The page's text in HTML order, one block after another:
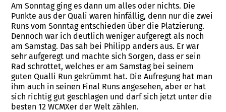
Am Sonntag ging es dann um alles oder nichts. Die
Punkte aus der Quali waren hinfällig, denn nur die zwei
Runs vom Sonntag entschieden über die Platzierung.
Dennoch war ich deutlich weniger aufgeregt als noch
am Samstag. Das sah bei Philipp anders aus. Er war
sehr aufgeregt und machte sich Sorgen, dass er sein
Rad schrottet, welches er am Samstag bei seinem
guten Qualli Run gekrümmt hat. Die Aufregung hat man
ihm auch in seinen Final Runs angesehen, aber er hat
sich richtig gut geschlagen und darf sich jetzt unter die
besten 12 WCMXer der Welt zählen.